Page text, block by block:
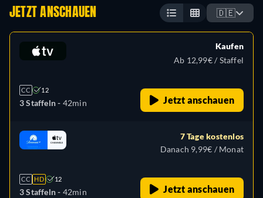
JETZT ANSCHAUEN 🇩🇪
CC 12
3 Staffeln - 42min
Kaufen
Ab 12,99€ / Staffel
Jetzt anschauen
CC HD 12
3 Staffeln - 42min
7 Tage kostenlos
Danach 9,99€ / Monat
Jetzt anschauen